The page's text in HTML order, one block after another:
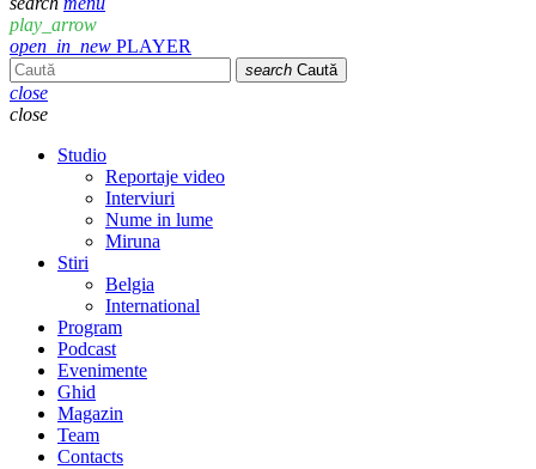
play_arrow
open_in_new PLAYER
search Caută
close
close
Studio
Reportaje video
Interviuri
Nume in lume
Miruna
Stiri
Belgia
International
Program
Podcast
Evenimente
Ghid
Magazin
Team
Contacts